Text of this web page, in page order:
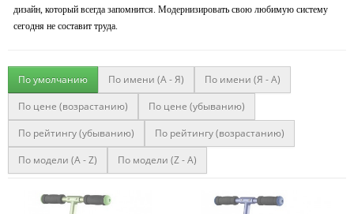
дизайн, который всегда запомнится. Модернизировать свою любимую систему
сегодня не составит труда.
По умолчанию По имени (A - Я)
По имени (Я - A)
По цене (возрастанию)
По цене (убыванию)
По рейтингу (убыванию)
По рейтингу (возрастанию)
По модели (A - Z)
По модели (Z - A)